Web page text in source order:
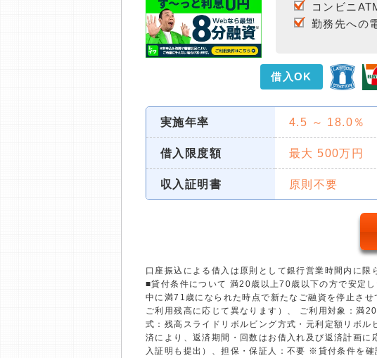
コンビニ
勤務先への
借入OK
実施年率 4.5 ～ 18.0％
借入限度額 最大 500万円
収入証明書 原則不要
口座振込による借入は原則として銀行営業時間内に限
■貸付条件について 満20歳以上70歳以下の方で安定
中に満71歳になられた時点で新たなご融資を停止さ
ご利用残高に応じて異なります）、 ご利用対象：満
式：残高スライドリボルビング方式・元利定額リボ
済により、返済期間・回数はお借入れ及び返済計画
入証明も提出）、担保・保証人：不要 ※貸付条件を